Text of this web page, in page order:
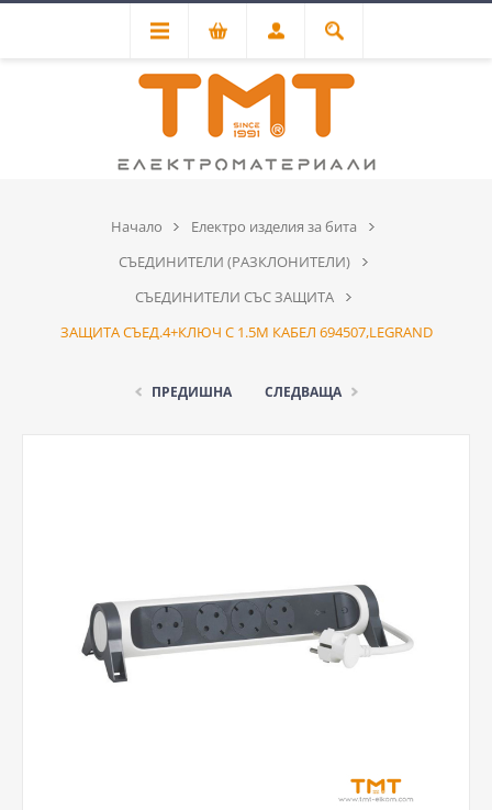
Начало
Електро изделия за бита
СЪЕДИНИТЕЛИ (РАЗКЛОНИТЕЛИ)
СЪЕДИНИТЕЛИ СЪС ЗАЩИТА
ЗАЩИТА СЪЕД.4+КЛЮЧ С 1.5М КАБЕЛ 694507,LEGRAND
ПРЕДИШНА СЛЕДВАЩА